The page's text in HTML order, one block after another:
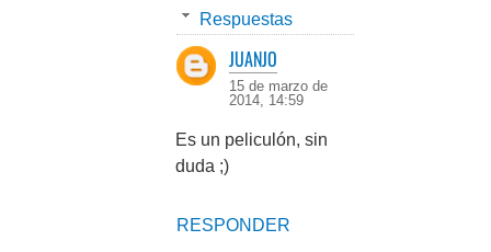
Respuestas
JUANJO
15 de marzo de
2014, 14:59
Es un peliculón, sin
duda ;)
RESPONDER